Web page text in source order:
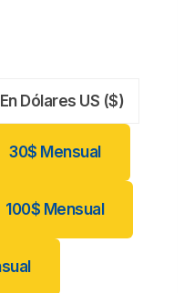
Dólares US ($)
30$ Mensual
100$ Mensual